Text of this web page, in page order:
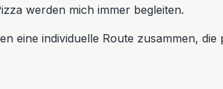
werden mich immer begleiten.
eine individuelle Route zusammen,